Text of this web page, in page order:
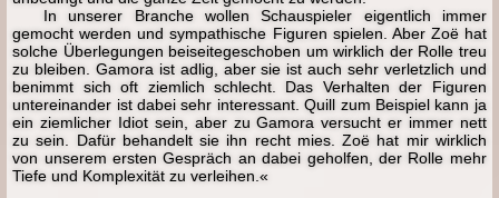
In unserer Branche wollen Schauspieler eigentlich immer
gemocht werden und sympathische Figuren spielen. Aber Zoë hat
solche Überlegungen beiseitegeschoben um wirklich der Rolle treu
zu bleiben. Gamora ist adlig, aber sie ist auch sehr verletzlich und
benimmt sich oft ziemlich schlecht. Das Verhalten der Figuren
untereinander ist dabei sehr interessant. Quill zum Beispiel kann ja
ein ziemlicher Idiot sein, aber zu Gamora versucht er immer nett
zu sein. Dafür behandelt sie ihn recht mies. Zoë hat mir wirklich
von unserem ersten Gespräch an dabei geholfen, der Rolle mehr
Tiefe und Komplexität zu verleihen.«